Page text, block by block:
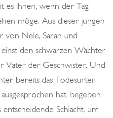
es ihnen, wenn der Tag
möge. Aus dieser jungen
von Nele, Sarah und
den schwarzen Wächter
Vater der Geschwister. Und
bereits das Todesurteil
hat, begeben
Schlacht, um